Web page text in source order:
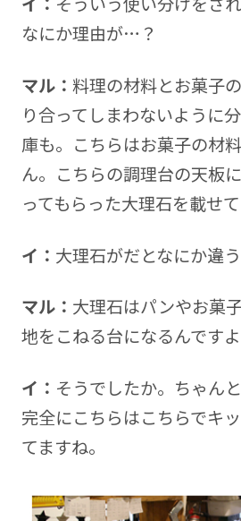
なにか理由が…？
マル： 料理の材料とお菓子
り合ってしまわないように
庫も。こちらはお菓子の材
ん。こちらの調理台の天板
ってもらった大理石を載せて
イ： 大理石がだとなにか違
マル： 大理石はパンやお菓
地をこねる台になるんですよ
イ： そうでしたか。ちゃん
完全にこちらはこちらでキ
てますね。